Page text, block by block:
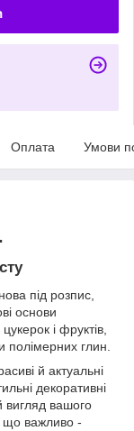
Оплата Умови
під розпис,
основи
і фруктів,
полімерних глин.
й актуальні
декоративні
вигляд вашого
що важливо -